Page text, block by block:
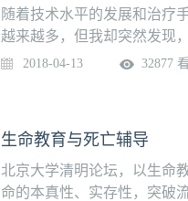
教育，顺应新时代的呼唤，
随着技术水平的发展和治疗
越来越多，但我却突然发现
数字，却看不到尽头；患者
流，将心比心地换位思考，
解！
2018-04-13 32877
生命教育与死亡辅导
北京大学清明论坛，以生命
命的本真性、实存性，突破